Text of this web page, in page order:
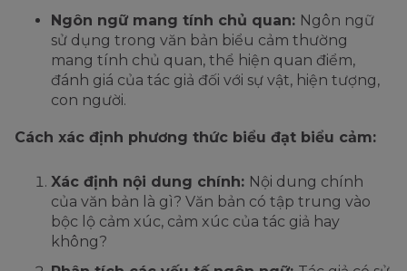
Ngôn ngữ mang tính chủ quan: Ngôn ngữ
sử dụng trong văn bản biểu cảm thường
mang tính chủ quan, thể hiện quan điểm,
đánh giá của tác giả đối với sự vật, hiện tượng,
con người.
Cách xác định phương thức biểu đạt biểu cảm:
Xác định nội dung chính: Nội dung chính
của văn bản là gì? Văn bản có tập trung vào
bộc lộ cảm xúc, cảm xúc của tác giả hay
không?